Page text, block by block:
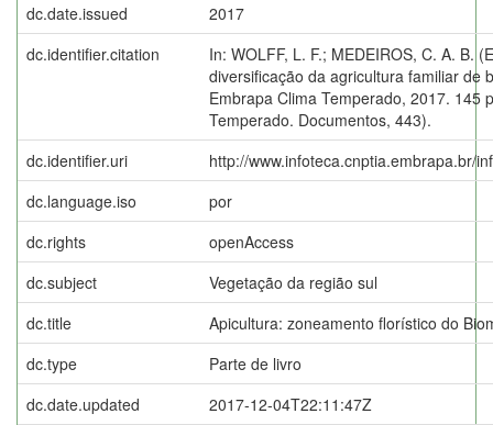
dc.date.issued
2017
dc.identifier.citation
In: WOLFF, L. F.; MEDEIROS, C. A. B.
diversificação da agricultura familiar de
Embrapa Clima Temperado, 2017. 145
Temperado. Documentos, 443).
dc.identifier.uri
http://www.infoteca.cnptia.embrapa.br/
dc.language.iso
por
dc.rights
openAccess
dc.subject
Vegetação da região sul
dc.title
Apicultura: zoneamento florístico do
dc.type
Parte de livro
dc.date.updated
2017-12-04T22:11:47Z